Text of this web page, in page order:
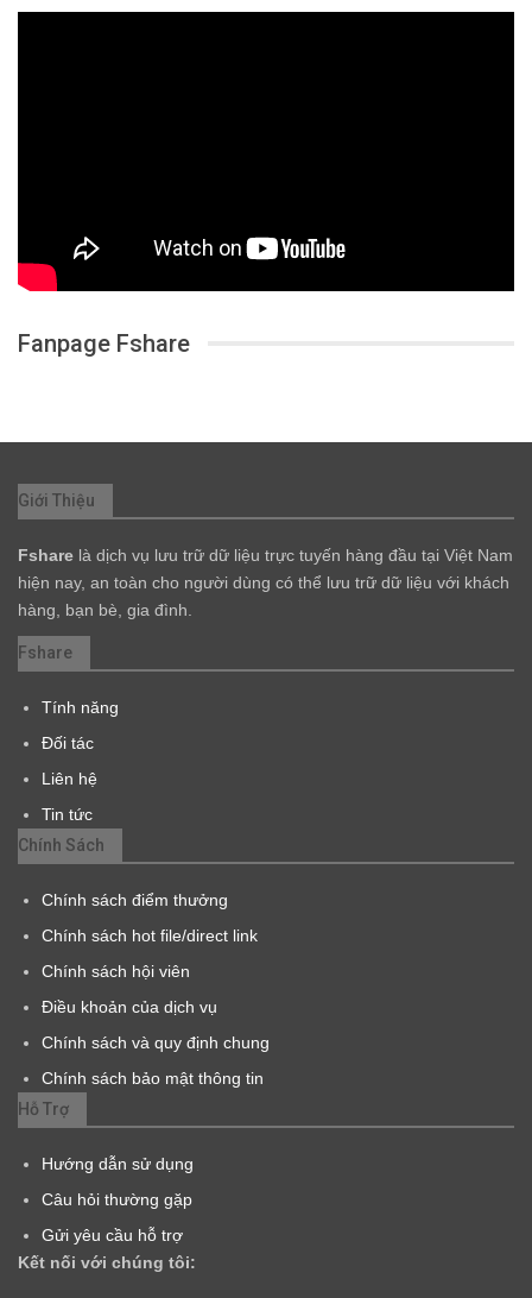
Fanpage Fshare
Giới Thiệu
Fshare là dịch vụ lưu trữ dữ liệu trực tuyến hàng đầu tại Việt Nam
hiện nay, an toàn cho người dùng có thể lưu trữ dữ liệu với khách
hàng, bạn bè, gia đình.
Fshare
Tính năng
Đối tác
Liên hệ
Tin tức
Chính Sách
Chính sách điểm thưởng
Chính sách hot file/direct link
Chính sách hội viên
Điều khoản của dịch vụ
Chính sách và quy định chung
Chính sách bảo mật thông tin
Hỗ Trợ
Hướng dẫn sử dụng
Câu hỏi thường gặp
Gửi yêu cầu hỗ trợ
Kết nối với chúng tôi: